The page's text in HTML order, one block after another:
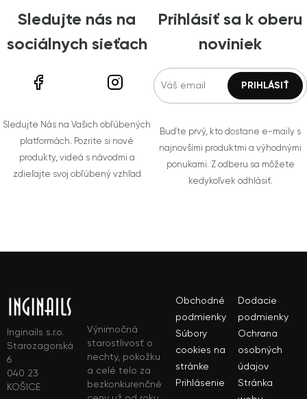
Sledujte nás na
sociálnych sieťach
Sledujte Nás na Vašich obľúbených
platformách. Pozrite si nové
produkty, videá s návodmi a
zdieľajte svoj obľúbený vzhľad
Prihlásiť sa k oberu
noviniek
Buďte prvý, kto dostane e-maily s
najnovšími produktmi a výhodnými
ponukami. Z odberu sa môžete
kedykoľvek odhlásiť.
Inginails s.r.o.
Starozagorská
6
040 23
KOŠICE
Výnimočná
starostlivosť o
nechty, pokožku
a celé telo za
bezkonkurenčné
Obchodné
podmienky
Dodacie
podmienky
Súbory
cookies na
stránke
Ochrana
osobných
údajov
Prihlásenie
Stránka